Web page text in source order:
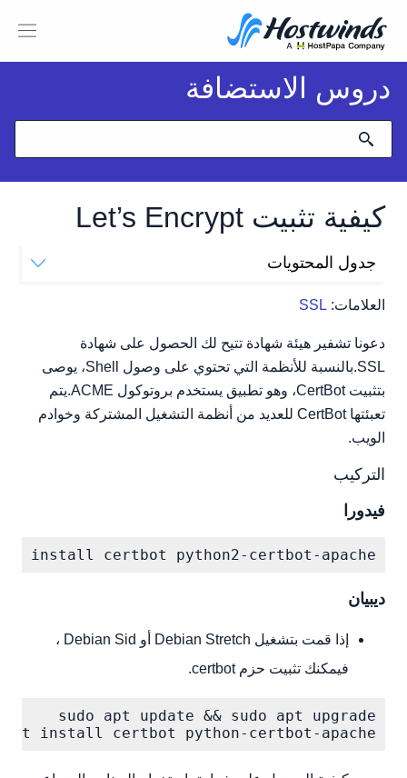
دروس الاستضافة
كيفية تثبيت Let’s Encrypt
العلامات: SSL
جدول المحتويات
فيدورا
ديبيان
أشكال بديلة للتركيب
دعونا تشفير هيئة شهادة تتيح لك الحصول على شهادة
SSL.بالنسبة للأنظمة التي تحتوي على وصول Shell، يوصى
بتثبيت CertBot، وهو تطبيق يستخدم بروتوكول ACME.يتم
تعبئتها CertBot للعديد من أنظمة التشغيل المشتركة وخوادم
الويب.
التركيب
فيدورا
install certbot python2-certbot-apache
ديبيان
إذا قمت بتشغيل Debian Stretch أو Debian Sid ،
فيمكنك تثبيت حزم certbot.
get install certbot python-certbot-apache